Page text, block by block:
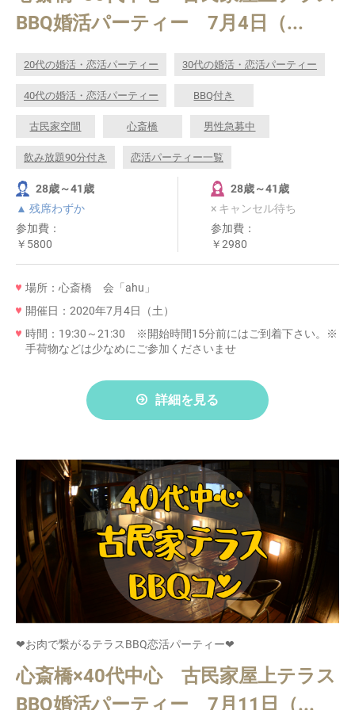
BBQ婚活パーティー 7月4日（...
20代の婚活・恋活パーティー 30代の婚活・恋活パーティー
40代の婚活・恋活パーティー BBQ付き
古民家空間 心斎橋 男性急募中
飲み放題90分付き 恋活パーティー一覧
28歳～41歳
▲ 残席わずか
参加費：
￥5800
28歳～41歳
× キャンセル待ち
参加費：
￥2980
場所：心斎橋 会「ahu」
開催日：2020年7月4日（土）
時間：19:30～21:30 ※開始時間15分前にはご到着下さい。※
手荷物などは少なめにご参加くださいませ
詳細を見る
❤お肉で繋がるテラスBBQ恋活パーティー❤
心斎橋×40代中心 古民家屋上テラス
BBQ婚活パーティー 7月11日（...